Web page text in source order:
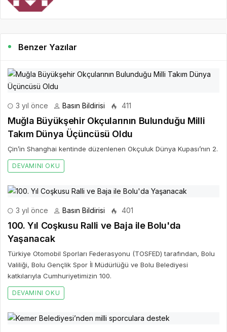
Benzer Yazılar
3 yıl önce Basın Bildirisi 411
Muğla Büyükşehir Okçularının Bulunduğu Milli
Takım Dünya Üçüncüsü Oldu
Çin’in Shanghai kentinde düzenlenen Okçuluk Dünya Kupası’nın 2.
DEVAMINI OKU
3 yıl önce Basın Bildirisi 401
100. Yıl Coşkusu Ralli ve Baja ile Bolu'da
Yaşanacak
Türkiye Otomobil Sporları Federasyonu (TOSFED) tarafından, Bolu
Valiliği, Bolu Gençlik Spor İl Müdürlüğü ve Bolu Belediyesi
katkılarıyla Cumhuriyetimizin 100.
DEVAMINI OKU